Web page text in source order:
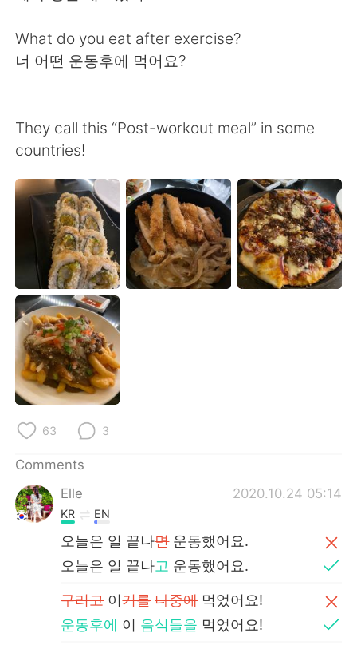
日本語 한국어
Türkçe
Português
What do you eat after exercise?
너 어떤 운동후에 먹어요?
They call this “Post-workout meal” in some
countries!
63 3
Comments
Elle
2020.10.24 05:14
KR EN
오늘은 일 끝나면운동했어요.
오늘은 일 끝나고 운동했어요.
구리고이거를 나중에먹었어요!
운동후에 이 음식들을 먹었어요!